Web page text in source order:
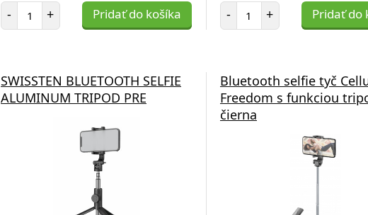
- Počet položiek
+ Pridať do košíka - Počet položiek
+ Pridať do
SWISSTEN BLUETOOTH SELFIE
ALUMINUM TRIPOD PRE
Bluetooth selfie tyč
Freedom s funkciou
čierna